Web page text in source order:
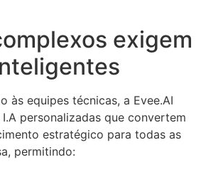
exigem
às equipes técnicas, a Evee.AI
personalizadas que convertem
estratégico para todas as
permitindo: